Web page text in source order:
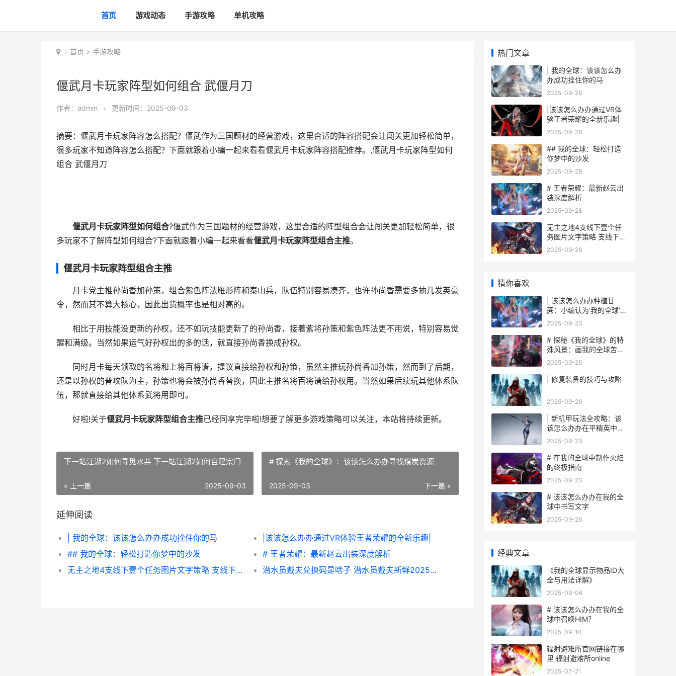
首页 游戏动态 手游攻略 单机攻略
首页 > 手游攻略
偃武月卡玩家阵型如何组合 武偃月刀
作者： admin • 更新时间：2025-09-03
摘要：偃武月卡玩家阵容怎么搭配？偃武作为三国题材的经营游戏，这里合适的阵容搭配会让闯关更加轻松简单，
很多玩家不知道阵容怎么搭配？下面就跟着小编一起来看看偃武月卡玩家阵容搭配推荐。,偃武月卡玩家阵型如何
组合 武偃月刀
偃武月卡玩家阵型如何组合?偃武作为三国题材的经营游戏，这里合适的阵型组合会让闯关更加轻松简单，很
多玩家不了解阵型如何组合?下面就跟着小编一起来看看偃武月卡玩家阵型组合主推。
偃武月卡玩家阵型组合主推
月卡党主推孙尚香加孙策，组合紫色阵法雁形阵和泰山兵，队伍特别容易凑齐，也许孙尚香需要多抽几发英豪
令，然而其不算大核心，因此出货概率也是相对高的。
相比于用技能没更新的孙权，还不如玩技能更新了的孙尚香，接着紫将孙策和紫色阵法更不用说，特别容易觉
醒和满级。当然如果运气好孙权出的多的话，就直接孙尚香换成孙权。
同时月卡每天领取的名将和上将百将谱，提议直接给孙权和孙策，虽然主推玩孙尚香加孙策，然而到了后期，
还是以孙权的普攻队为主，孙策也将会被孙尚香替换，因此主推名将百将谱给孙权用。当然如果后续玩其他体系队
伍，那就直接给其他体系武将用即可。
好啦!关于偃武月卡玩家阵型组合主推已经同享完毕啦!想要了解更多游戏策略可以关注，本站将持续更新。
下一站江湖2如何寻觅水井 下一站江湖2如何自建宗门
« 上一篇 2025-09-03
# 探索《我的全球》：该该怎么办办寻找煤炭资源
下一篇 »
2025-09-03
延伸阅读
| 我的全球：该该怎么办办成功拴住你的马
|该该怎么办办通过VR体验王者荣耀的全新乐趣|
## 我的全球：轻松打造你梦中的沙发
# 王者荣耀：最新赵云出装深度解析
无主之地4支线下壹个任务图片文字策略 支线下壹个任务如何做 无主之地4支线任务
潜水员戴夫兑换码是啥子 潜水员戴夫新鲜2025兑换码同享 潜水员戴夫兑换吗
热门文章
| 我的全球：该该怎么办
办成功拴住你的马
2025-09-28
|该该怎么办办通过VR体
验王者荣耀的全新乐趣|
2025-09-28
## 我的全球：轻松打造
你梦中的沙发
2025-09-28
# 王者荣耀：最新赵云出
装深度解析
2025-09-28
无主之地4支线下壹个任
务图片文字策略 支线下壹
个任务如何做 无主之地4
2025-09-28
猜你喜欢
| 该该怎么办办种植甘
蔗：小编认为‘我的全球’里
面迈向甜蜜之旅
2025-09-23
# 探秘《我的全球》的特
殊风景：画我的全球苦力
怕
2025-09-25
| 修复装备的技巧与攻略
2025-09-26
| 新机甲玩法全攻略：该
该怎么办办在平精英中战
无不胜
2025-09-23
# 在我的全球中制作火焰
的终极指南
2025-09-23
# 该该怎么办办在我的全
球中书写文字
2025-09-26
经典文章
《我的全球显示物品ID大
全与用法详解》
2025-09-06
# 该该怎么办办在我的全
球中召唤HIM？
2025-09-10
辐射避难所官网链接在哪
里 辐射避难所online
2025-07-21